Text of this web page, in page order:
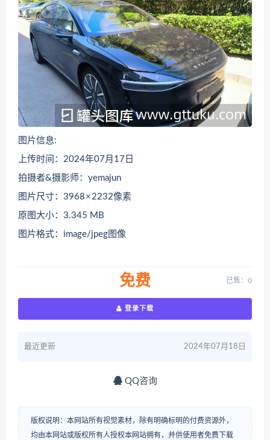
图片信息:
上传时间：2024年07月17日
拍摄者&摄影师：yemajun
图片尺寸：3968 × 2232像素
原图大小：3.345 MB
图片格式：image/jpeg图像
免费 已售：0
登录下载
最近更新 2024年07月18日
QQ咨询
版权说明：本网站所有视觉素材，除有明确标明的付费资源外，
均由本网站或版权所有人授权本网站拥有，并供使用者免费下载